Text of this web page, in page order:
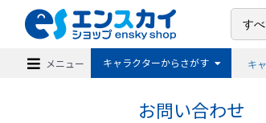
メニュー キャラクターからさがす キ
お問い合わせ